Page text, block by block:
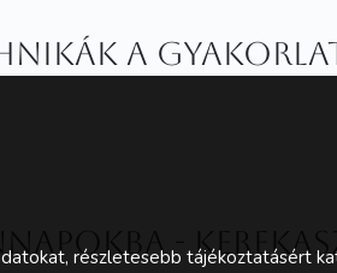
a
-
részletesebb tájékoztatásért